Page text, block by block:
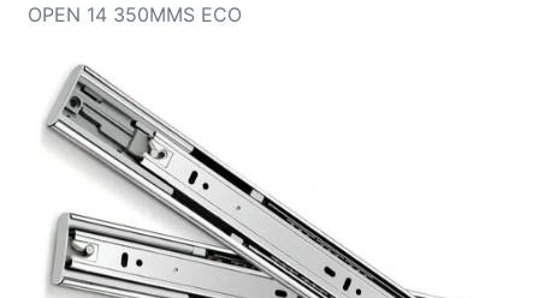
OPEN 14 350MMS ECO